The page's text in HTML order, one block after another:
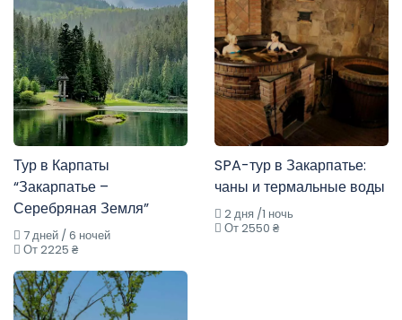
Тур в Карпаты
“Закарпатье –
Серебряная Земля”
7 дней / 6 ночей
От 2225 ₴
SPA-тур в Закарпатье:
чаны и термальные воды
2 дня /1 ночь
От 2550 ₴